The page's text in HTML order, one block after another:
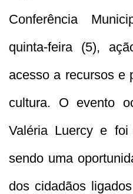
Conferência
quinta-feira (5),
acesso a recursos e
cultura. O evento
Valéria Luercy e foi
sendo uma
dos cidadãos